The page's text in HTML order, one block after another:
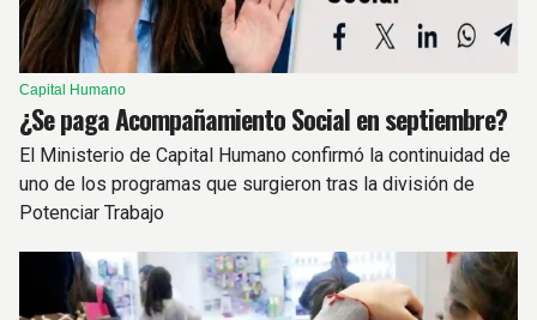
Capital Humano
¿Se paga Acompañamiento Social en septiembre?
El Ministerio de Capital Humano confirmó la continuidad de
uno de los programas que surgieron tras la división de
Potenciar Trabajo